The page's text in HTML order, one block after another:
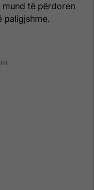
të përdoren
paligjshme.